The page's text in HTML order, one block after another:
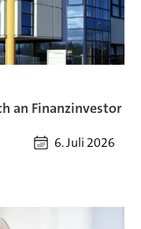
an Finanzinvestor
6. Juli 2026